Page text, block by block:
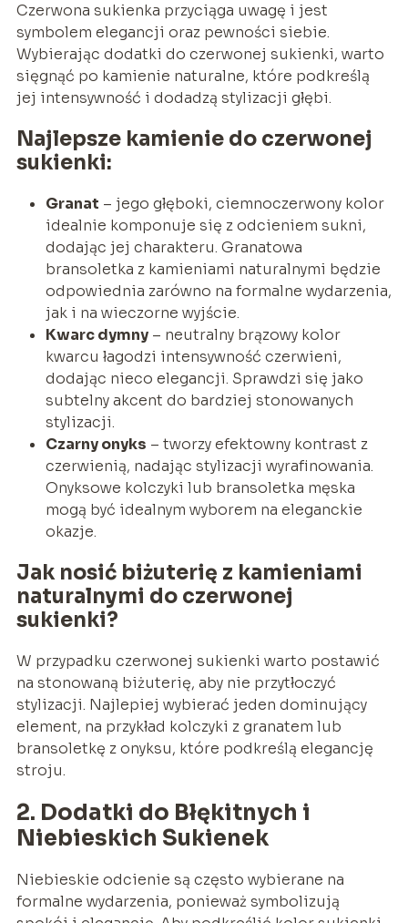
Czerwona sukienka przyciąga uwagę i jest
symbolem elegancji oraz pewności siebie.
Wybierając dodatki do czerwonej sukienki, warto
sięgnąć po kamienie naturalne, które podkreślą
jej intensywność i dodadzą stylizacji głębi.
Najlepsze kamienie do czerwonej
sukienki:
Granat – jego głęboki, ciemnoczerwony kolor
idealnie komponuje się z odcieniem sukni,
dodając jej charakteru. Granatowa
bransoletka z kamieniami naturalnymi będzie
odpowiednia zarówno na formalne wydarzenia,
jak i na wieczorne wyjście.
Kwarc dymny– neutralny brązowy kolor
kwarcu łagodzi intensywność czerwieni,
dodając nieco elegancji. Sprawdzi się jako
subtelny akcent do bardziej stonowanych
stylizacji.
Czarny onyks – tworzy efektowny kontrast z
czerwienią, nadając stylizacji wyrafinowania.
Onyksowe kolczyki lub bransoletka męska
mogą być idealnym wyborem na eleganckie
okazje.
Jak nosić biżuterię z kamieniami
naturalnymi do czerwonej
sukienki?
W przypadku czerwonej sukienki warto postawić
na stonowaną biżuterię, aby nie przytłoczyć
stylizacji. Najlepiej wybierać jeden dominujący
element, na przykład kolczyki z granatem lub
bransoletkę z onyksu, które podkreślą elegancję
stroju.
2. Dodatki do Błękitnych i
Niebieskich Sukienek
Niebieskie odcienie są często wybierane na
formalne wydarzenia, ponieważ symbolizują